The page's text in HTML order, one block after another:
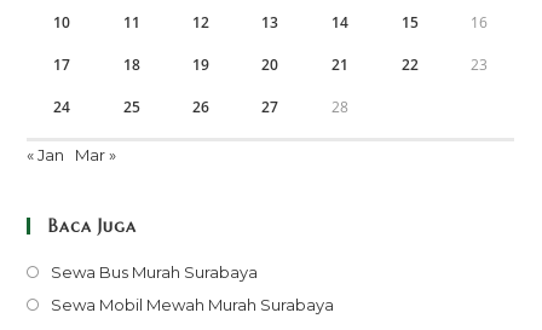
10 11 12 13 14 15 16
17 18 19 20 21 22 23
24 25 26 27 28
« Jan Mar »
Baca Juga
Sewa Bus Murah Surabaya
in
Sewa Mobil Mewah Murah Surabaya